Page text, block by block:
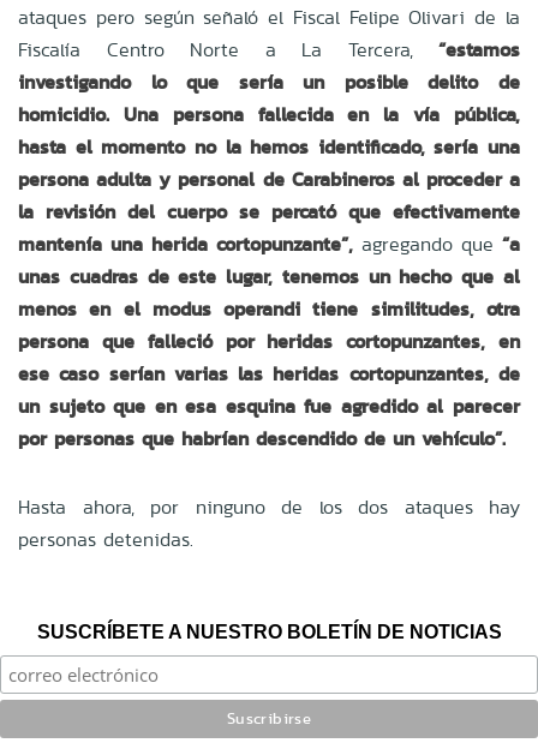
ataques pero según señaló el Fiscal Felipe Olivari de la
Fiscalía Centro Norte a La Tercera, “estamos
investigando lo que sería un posible delito de
homicidio. Una persona fallecida en la vía pública,
hasta el momento no la hemos identificado, sería una
persona adulta y personal de Carabineros al proceder a
la revisión del cuerpo se percató que efectivamente
mantenía una herida cortopunzante”, agregando que “a
unas cuadras de este lugar, tenemos un hecho que al
menos en el modus operandi tiene similitudes, otra
persona que falleció por heridas cortopunzantes, en
ese caso serían varias las heridas cortopunzantes, de
un sujeto que en esa esquina fue agredido al parecer
por personas que habrían descendido de un vehículo”.
Hasta ahora, por ninguno de los dos ataques hay
personas detenidas.
SUSCRÍBETE A NUESTRO BOLETÍN DE NOTICIAS